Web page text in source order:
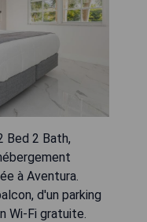
Bed 2 Bath,
à Aventura.
d'un parking
Wi-Fi gratuite.